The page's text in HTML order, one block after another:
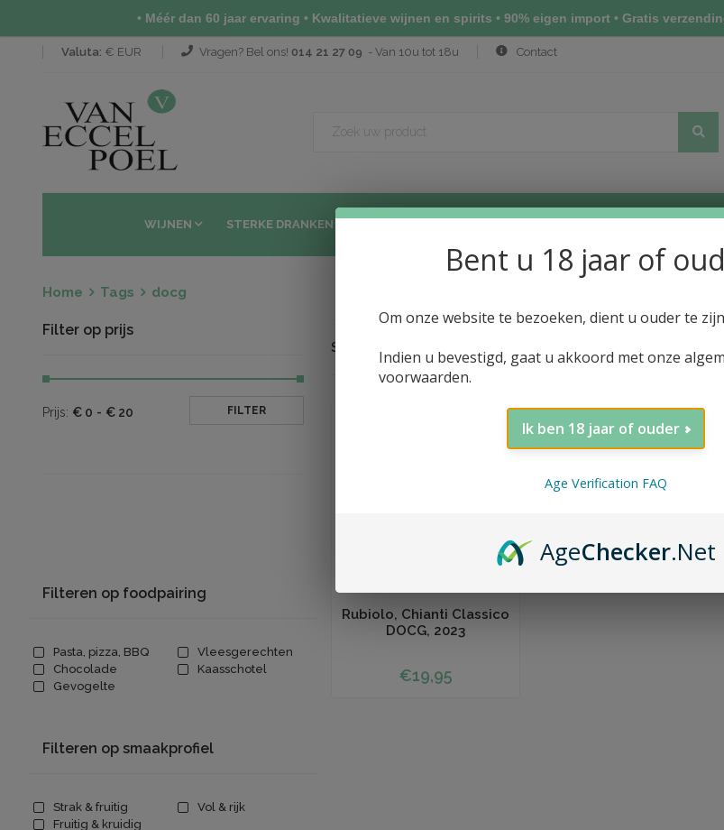
Valuta: € EUR Vragen? Bel ons! 014 21 27 09 - Van 10u tot 18u Contact
WIJNEN STERKE DRANKEN
Home Tags docg
Sorteren op
Rubiolo, Chianti Classico
DOCG, 2023
€19,95
Filter op prijs
Prijs: € 0 - € 20 FILTER
Filteren op foodpairing
Pasta, pizza, BBQ
Vleesgerechten
Chocolade
Kaasschotel
Gevogelte
Filteren op smaakprofiel
Strak & fruitig
Vol & rijk
Fruitig & kruidig
• Méér dan 60 jaar ervaring • Kwalitatieve wijnen en spirits • 90% eigen import • Gratis
Bent u 18 jaar of
Om onze website te bezoeken, dient u ouder te
Indien u bevestigd, gaat u akkoord met onze
voorwaarden.
Ik ben 18 jaar of ouder
Age Verification FAQ
AgeChecker.Net